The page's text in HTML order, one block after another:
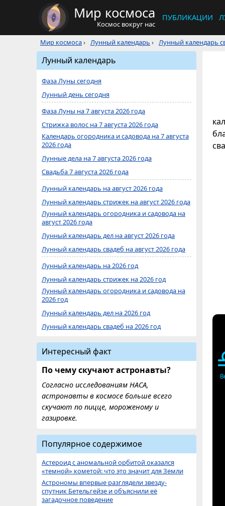
Мир космоса
Космос вокруг нас
ПУБЛИКАЦИИ
Мир космоса› Лунный календарь › Лунный календарь
Лунный календарь
Фаза Луны сегодня
Лунный день сегодня
Фаза Луны на 7 августа 2026 года
Стрижка волос на 7 августа 2026 года
Календарь огородника и садовода на 7 августа
2026 года
Лунные дела на 7 августа 2026 года
Свадьба 7 августа 2026 года
Лунный календарь на август 2026 года
Лунный календарь стрижек на август 2026 года
Лунный календарь огородника и садовода на
август 2026 года
Лунный календарь дел на август 2026 года
Лунный календарь свадеб на август 2026 года
Лунный календарь на 2026 год
Лунный календарь стрижек на 2026 год
Лунный календарь огородника и садовода на
2026 год
Лунный календарь дел на 2026 год
Лунный календарь свадеб на 2026 год
Интересный факт
По чему скучают астронавты?
Согласно исследованиям НАСА,
астронавты в космосе больше всего
скучают по пицце, мороженому и
газировке.
Популярное содержимое
Астероид с аномальной орбитой оказался
«темной» кометой: что это значит для Земли
Астрономы впервые разглядели звезду-
спутник Бетельгейзе и объяснили её
загадочное поведение